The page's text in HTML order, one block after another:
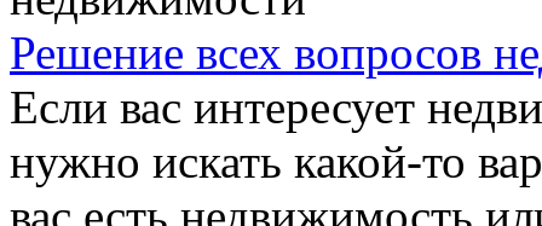
Решение всех вопросов
Если вас интересует
нужно искать какой-то
вас есть недвижимость